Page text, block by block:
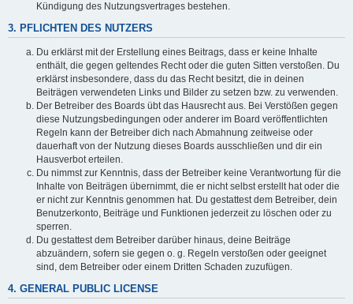
Kündigung des Nutzungsvertrages bestehen.
3. PFLICHTEN DES NUTZERS
Du erklärst mit der Erstellung eines Beitrags, dass er keine Inhalte
enthält, die gegen geltendes Recht oder die guten Sitten verstoßen. Du
erklärst insbesondere, dass du das Recht besitzt, die in deinen
Beiträgen verwendeten Links und Bilder zu setzen bzw. zu verwenden.
Der Betreiber des Boards übt das Hausrecht aus. Bei Verstößen gegen
diese Nutzungsbedingungen oder anderer im Board veröffentlichten
Regeln kann der Betreiber dich nach Abmahnung zeitweise oder
dauerhaft von der Nutzung dieses Boards ausschließen und dir ein
Hausverbot erteilen.
Du nimmst zur Kenntnis, dass der Betreiber keine Verantwortung für die
Inhalte von Beiträgen übernimmt, die er nicht selbst erstellt hat oder die
er nicht zur Kenntnis genommen hat. Du gestattest dem Betreiber, dein
Benutzerkonto, Beiträge und Funktionen jederzeit zu löschen oder zu
sperren.
Du gestattest dem Betreiber darüber hinaus, deine Beiträge
abzuändern, sofern sie gegen o. g. Regeln verstoßen oder geeignet
sind, dem Betreiber oder einem Dritten Schaden zuzufügen.
4. GENERAL PUBLIC LICENSE